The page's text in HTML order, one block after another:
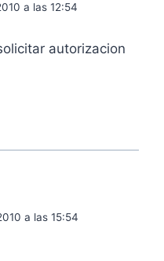
a las 12:54
autorizacion
a las 15:54